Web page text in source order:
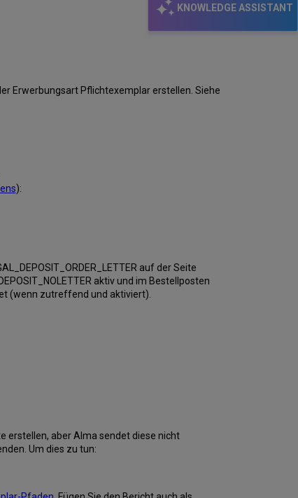
KNOWLEDGE ASSISTANT
Erwerbungsart Pflichtexemplar erstellen. Siehe
):
auf der Seite
aktiv und im Bestellposten
(wenn zutreffend und aktiviert).
erstellen, aber Alma sendet diese nicht
Um dies zu tun: